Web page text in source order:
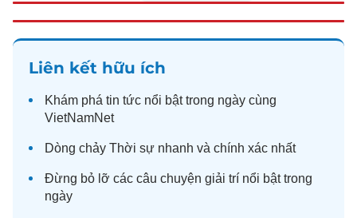
Liên kết hữu ích
Khám phá tin tức nổi bật trong ngày cùng
VietNamNet
Dòng chảy Thời sự nhanh và chính xác nhất
Đừng bỏ lỡ các câu chuyện giải trí nổi bật trong
ngày